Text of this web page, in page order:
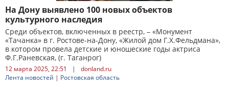
На Дону выявлено 100 новых объектов
культурного наследия
Среди объектов, включенных в реестр, – «Монумент
«Тачанка» в г. Ростове-на-Дону, «Жилой дом Г.Х.Фельдмана»,
в котором провела детские и юношеские годы актриса
Ф.Г.Раневская, (г. Таганрог)
12 марта 2025, 22:51 |
donland.ru
Лента новостей | Ростовская область